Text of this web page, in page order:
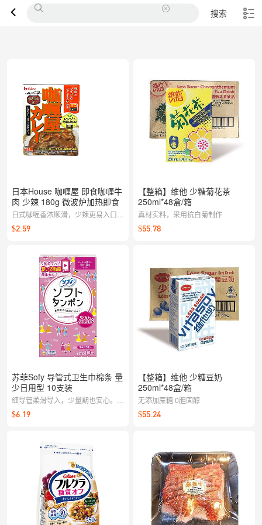
搜索
日本House 咖喱屋 即食咖喱牛
肉 少辣 180g 微波炉加热即食
日式咖喱香浓顺滑，少辣更易入口，
牛肉软嫩有嚼劲。微波加热即可上
桌，浇在米饭或面上就很满足，忙碌
$2.59
苏菲Sofy 导管式卫生巾棉条 量
少日用型 10支装
细导管柔滑导入，少量期也安心。清
爽零摩擦，轻松应对经期尾声。
$6.19
【整箱】维他 少糖菊花茶
250ml*48盒/箱
真材实料，采用杭白菊制作
$55.78
【整箱】维他 少糖豆奶
250ml*48盒/箱
无添加蔗糖 0胆固醇
$55.24